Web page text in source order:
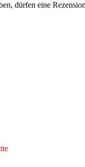
dürfen eine